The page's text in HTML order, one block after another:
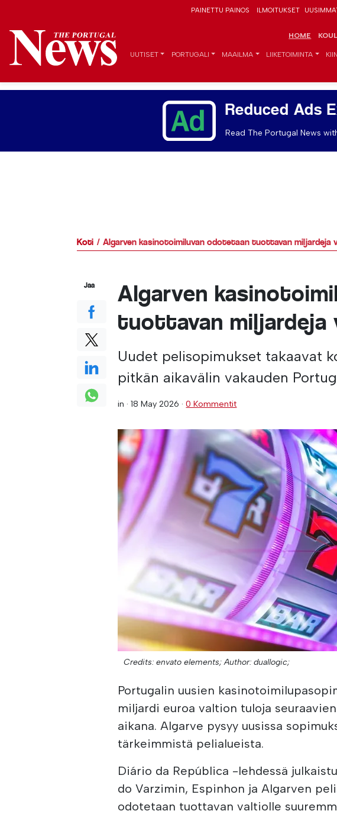
PAINETTU PAINOS ILMOITUKSET
HOME
UUTISET PORTUGALI MAAILMA LIIKETOIMINTA
Reduced Ads
Read The Portugal News
Koti Algarven kasinotoimiluvan odotetaan tuottavan miljardeja
Algarven
tuottavan miljardeja
Uudet pelisopimukset takaavat
pitkän aikavälin vakauden
in ·18 May 2026 ·0 Kommentit
Credits: envato elements; Author: duallogic;
Portugalin uusien
miljardi euroa valtion tuloja
aikana. Algarve pysyy uusissa
tärkeimmistä pelialueista.
Diário da República -lehdessä
do Varzimin, Espinhon ja Algarven
odotetaan tuottavan valtiolle
Jaa